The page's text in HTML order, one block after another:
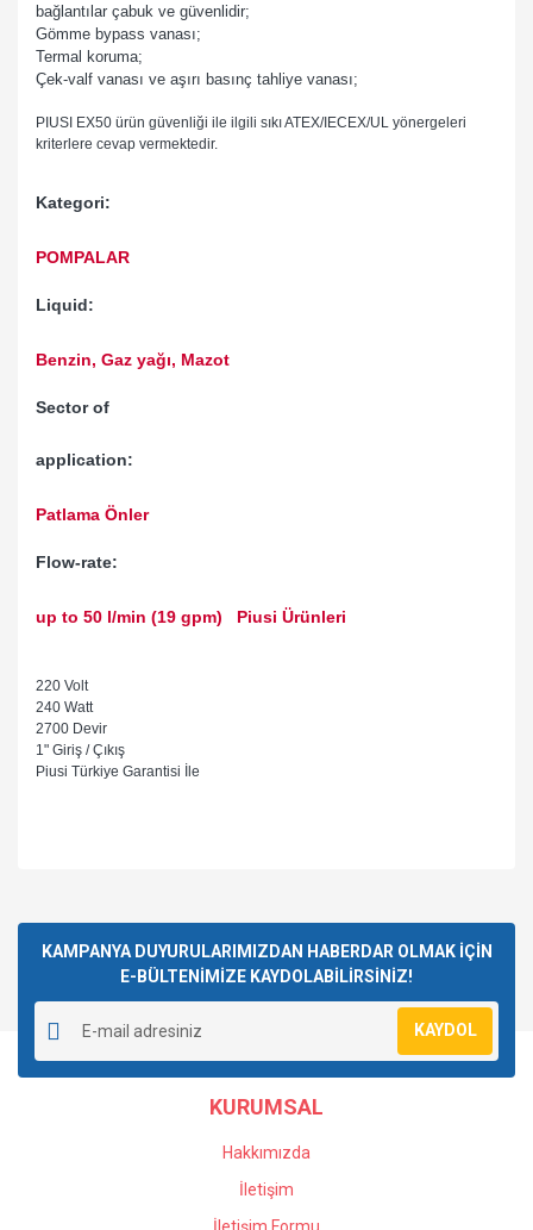
bağlantılar çabuk ve güvenlidir;
Gömme bypass vanası;
Termal koruma;
Çek-valf vanası ve aşırı basınç tahliye vanası;
PIUSI EX50 ürün güvenliği ile ilgili sıkı ATEX/IECEX/UL yönergeleri
kriterlere cevap vermektedir.
Kategori:
POMPALAR
Liquid:
Benzin, Gaz yağı, Mazot
Sector of
application:
Patlama Önler
Flow-rate:
up to 50 l/min (19 gpm) Piusi Ürünleri
220 Volt
240 Watt
2700 Devir
1" Giriş / Çıkış
Piusi Türkiye Garantisi İle
Yorum Yaz
kullanarak tarafımıza iletebilirsiniz.
Görüş ve önerileriniz için teşekkür ederiz.
Ürün resmi kalitesiz, bozuk veya görüntülenemiyor.
Ürün açıklamasında eksik bilgiler bulunuyor.
Ürün bilgilerinde hatalar bulunuyor.
Ürün fiyatı diğer sitelerden daha pahalı.
KAMPANYA DUYURULARIMIZDAN HABERDAR OLMAK İÇİN
E-BÜLTENİMİZE KAYDOLABİLİRSİNİZ!
KAYDOL
KURUMSAL
Hakkımızda
İletişim